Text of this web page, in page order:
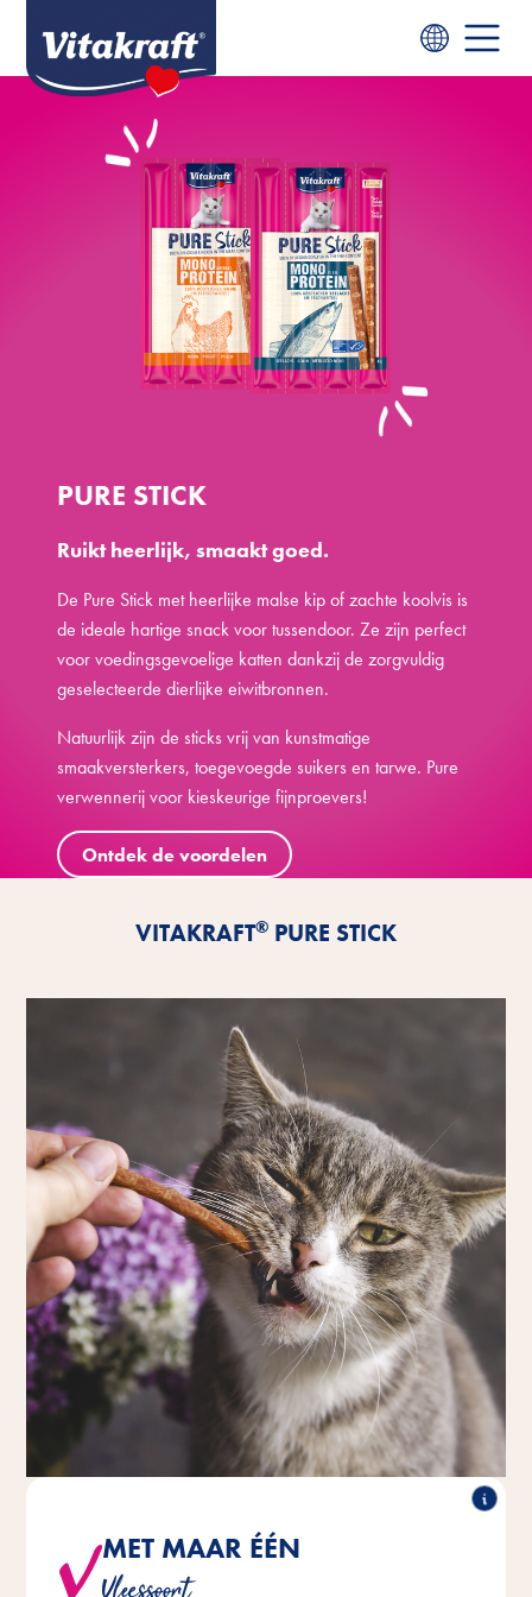
PURE STICK
Ruikt heerlijk, smaakt goed.
De Pure Stick met heerlijke malse kip of zachte koolvis is
de ideale hartige snack voor tussendoor. Ze zijn perfect
voor voedingsgevoelige katten dankzij de zorgvuldig
geselecteerde dierlijke eiwitbronnen.
Natuurlijk zijn de sticks vrij van kunstmatige
smaakversterkers, toegevoegde suikers en tarwe. Pure
verwennerij voor kieskeurige fijnproevers!
Ontdek de voordelen
VITAKRAFT® PURE STICK
MET MAAR ÉÉN
Met 100% kip of 100% vis